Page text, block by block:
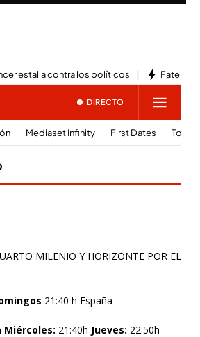
MILENIO Y HORIZONTE POR EL
21:40 h España
Miércoles: 21:40h Jueves: 22:50h